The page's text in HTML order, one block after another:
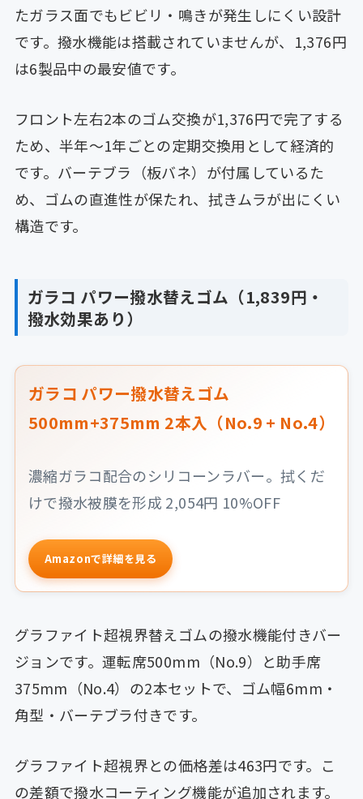
たガラス面でもビビリ・鳴きが発生しにくい設計
です。撥水機能は搭載されていませんが、1,376円
は6製品中の最安値です。
フロント左右2本のゴム交換が1,376円で完了する
ため、半年〜1年ごとの定期交換用として経済的
です。バーテブラ（板バネ）が付属しているた
め、ゴムの直進性が保たれ、拭きムラが出にくい
構造です。
ガラコ パワー撥水替えゴム（1,839円・
撥水効果あり）
ガラコ パワー撥水替えゴム
500mm+375mm 2本入（No.9 + No.4）
濃縮ガラコ配合のシリコーンラバー。拭くだ
けで撥水被膜を形成 2,054円 10%OFF
Amazonで詳細を見る
グラファイト超視界替えゴムの撥水機能付きバー
ジョンです。運転席500mm（No.9）と助手席
375mm（No.4）の2本セットで、ゴム幅6mm・
角型・バーテブラ付きです。
グラファイト超視界との価格差は463円です。こ
の差額で撥水コーティング機能が追加されます。